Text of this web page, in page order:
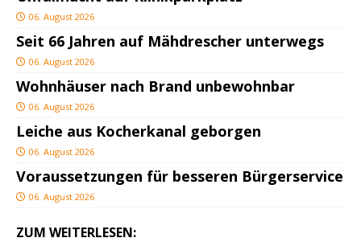
06. August 2026
Seit 66 Jahren auf Mähdrescher unterwegs
06. August 2026
Wohnhäuser nach Brand unbewohnbar
06. August 2026
Leiche aus Kocherkanal geborgen
06. August 2026
Voraussetzungen für besseren Bürgerservice
06. August 2026
ZUM WEITERLESEN: